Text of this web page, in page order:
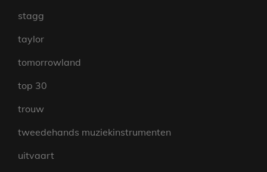
stagg
taylor
tomorrowland
top 30
trouw
tweedehands muziekinstrumenten
uitvaart